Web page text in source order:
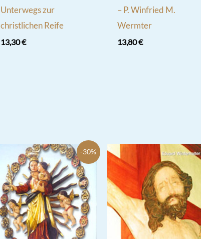
Unterwegs zur
christlichen Reife
13,30€
– P. Winfried M.
Wermter
13,80€
-30%